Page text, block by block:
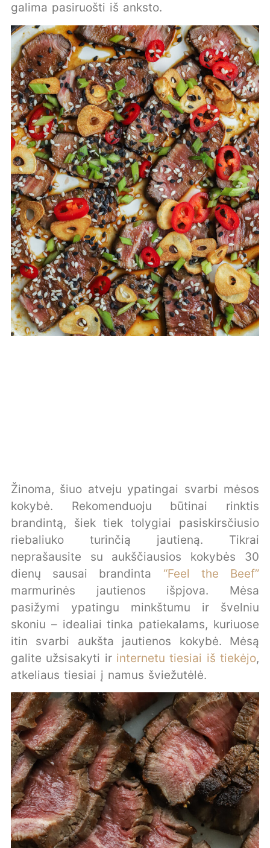
galima pasiruošti iš anksto.
Žinoma, šiuo atveju ypatingai svarbi mėsos
kokybė. Rekomenduoju būtinai rinktis
brandintą, šiek tiek tolygiai pasiskirsčiusio
riebaliuko turinčią jautieną. Tikrai
neprašausite su aukščiausios kokybės 30
dienų sausai brandinta “Feel the Beef”
marmurinės jautienos išpjova. Mėsa
pasižymi ypatingu minkštumu ir švelniu
skoniu – idealiai tinka patiekalams, kuriuose
itin svarbi aukšta jautienos kokybė. Mėsą
galite užsisakyti ir internetu tiesiai iš tiekėjo,
atkeliaus tiesiai į namus šviežutėlė.